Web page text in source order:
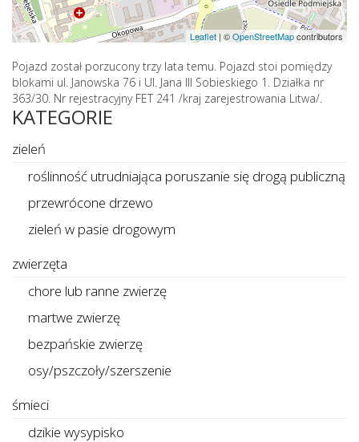
Leaflet | ©OpenStreetMapcontributors
Pojazd został porzucony trzy lata temu. Pojazd stoi pomiędzy
blokami ul. Janowska 76 i Ul. Jana III Sobieskiego 1. Działka nr
363/30. Nr rejestracyjny FET 241 /kraj zarejestrowania Litwa/.
KATEGORIE
zieleń
roślinność utrudniająca poruszanie się drogą publiczną
przewrócone drzewo
zieleń w pasie drogowym
zwierzęta
chore lub ranne zwierzę
martwe zwierzę
bezpańskie zwierzę
osy/pszczoły/szerszenie
śmieci
dzikie wysypisko